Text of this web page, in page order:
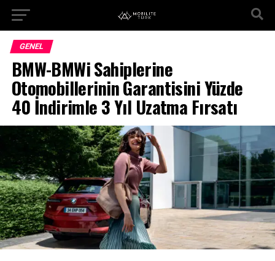
GENEL
BMW-BMWi Sahiplerine
Otomobillerinin Garantisini Yüzde
40 İndirimle 3 Yıl Uzatma Fırsatı